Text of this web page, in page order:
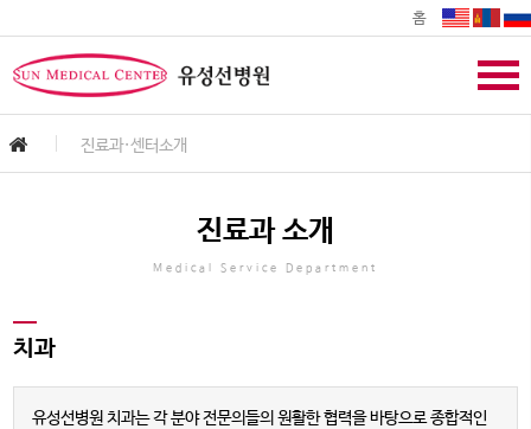
홈
진료과·센터소개
진료과 소개
Medical Service Department
치과
유성선병원 치과는 각 분야 전문의들의 원활한 협력을 바탕으로 종합적인